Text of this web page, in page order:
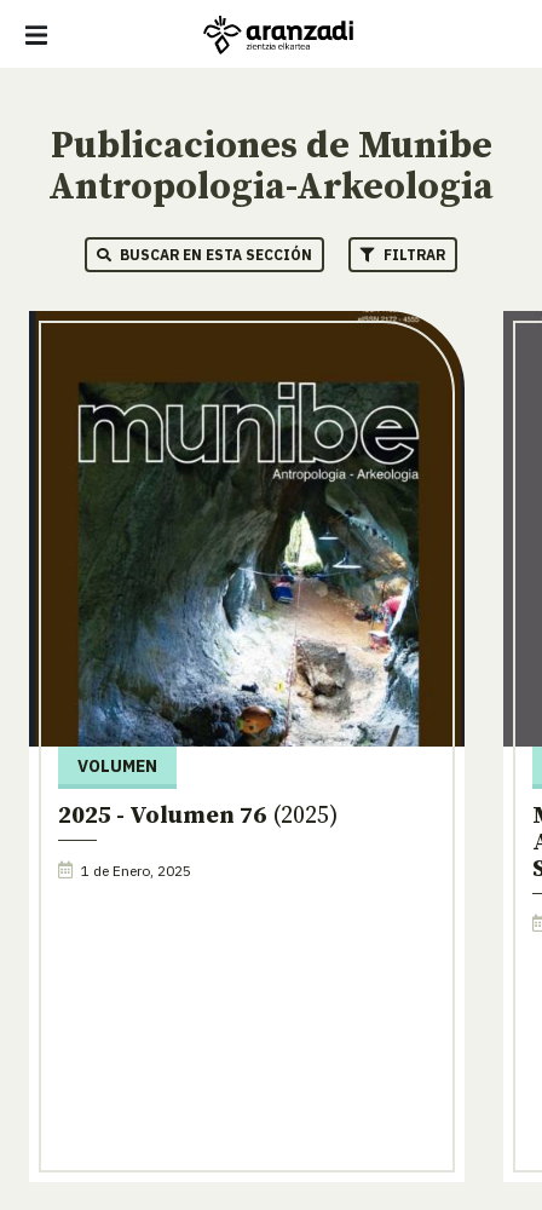
Publicaciones de Munibe
Antropologia-Arkeologia
BUSCAR EN ESTA SECCIÓN FILTRAR
VOLUMEN
2025 - Volumen 76 (2025)
1 de Enero, 2025